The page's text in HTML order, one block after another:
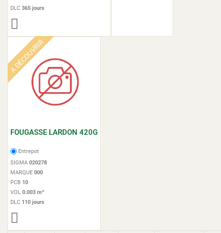
DLC 365 jours
A DÉCOUVRIR
FOUGASSE LARDON 420G
Entrepot
SIGMA 020278
MARQUE 000
PCB 10
VOL 0.003 m³
DLC 110 jours